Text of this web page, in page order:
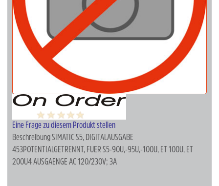
Eine Frage zu diesem Produkt stellen
BeschreibungSIMATIC S5, DIGITALAUSGABE
453POTENTIALGETRENNT, FUER S5-90U,-95U,-100U, ET 100U, ET
200U4 AUSGAENGE AC 120/230V; 3A